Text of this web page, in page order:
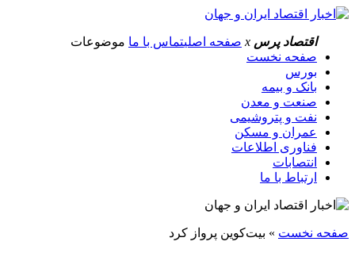
اقتصاد پرس x صفحه اصلیتماس با ما موضوعات
صفحه نخست
بورس
بانک و بیمه
صنعت و معدن
نفت و پتروشیمی
عمران و مسکن
فناوری اطلاعات
انتصابات
ارتباط با ما
صفحه نخست » بیت‌کوین پرواز کرد